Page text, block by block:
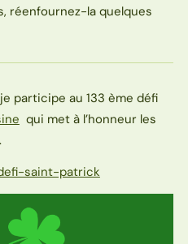
réenfournez-la quelques
participe au 133 ème défi
qui met à l’honneur les
saint-patrick